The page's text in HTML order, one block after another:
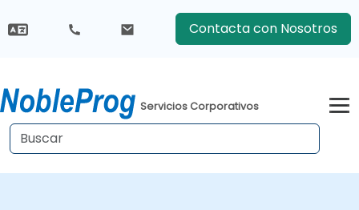
Contacta con Nosotros
Servicios Corporativos